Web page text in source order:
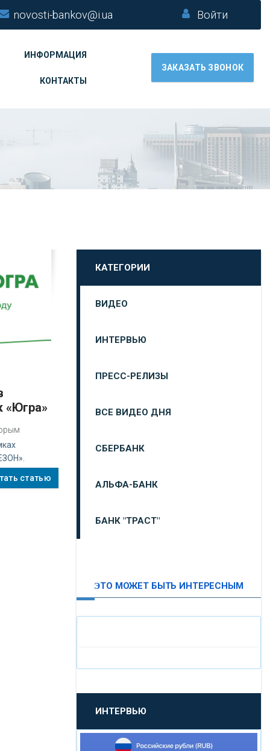
novosti-bankov@i.ua Войти
ИНФОРМАЦИЯ
КОНТАКТЫ
ЗАКАЗАТЬ ЗВОНОК
«Югра»
статью
КАТЕГОРИИ
ВИДЕО
ИНТЕРВЬЮ
ПРЕСС-РЕЛИЗЫ
ВСЕ ВИДЕО ДНЯ
СБЕРБАНК
АЛЬФА-БАНК
БАНК "ТРАСТ"
«ПРОМСВЯЗЬБАНК»
ЭТО МОЖЕТ БЫТЬ ИНТЕРЕСНЫМ
ИНТЕРВЬЮ